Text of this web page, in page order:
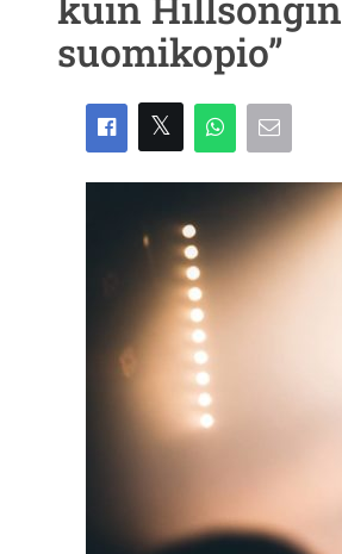
suomikopio”